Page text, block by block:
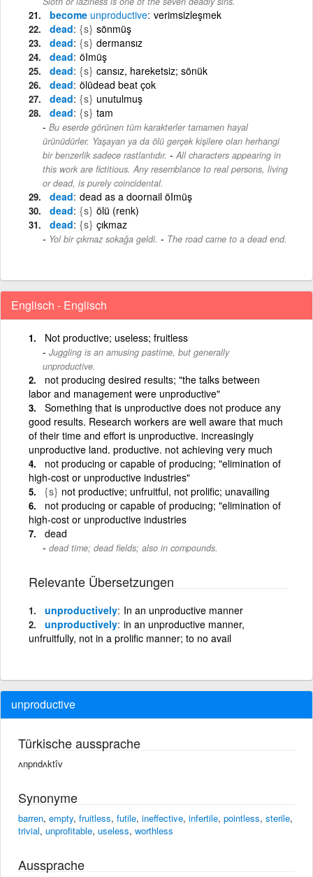
become unproductive verimsizleşmek
dead {s} sönmüş
dead {s} dermansız
dead öImüş
dead {s} cansız, hareketsiz; sönük
dead ölüdead beat çok
dead {s} unutulmuş
dead {s} tam
Bu eserde görünen tüm karakterler tamamen hayal
ürünüdürler. Yaşayan ya da ölü gerçek kişilere olan herhangi
bir benzerlik sadece rastlantıdır. - All characters appearing in
this work are fictitious. Any resemblance to real persons, living
or dead, is purely coincidental.
dead dead as a doornail öImüş
dead {s} ölü (renk)
dead {s} çıkmaz
Yol bir çıkmaz sokağa geldi. - The road came to a dead end.
Englisch - Englisch
Not productive; useless; fruitless
Juggling is an amusing pastime, but generally
unproductive.
not producing desired results; "the talks between
labor and management were unproductive"
Something that is unproductive does not produce any
good results. Research workers are well aware that much
of their time and effort is unproductive. increasingly
unproductive land. productive. not achieving very much
not producing or capable of producing; "elimination of
high-cost or unproductive industries"
{s} not productive; unfruitful, not prolific; unavailing
not producing or capable of producing; "elimination of
high-cost or unproductive industries
dead
dead time; dead fields; also in compounds.
Relevante Übersetzungen
unproductively In an unproductive manner
unproductively in an unproductive manner,
unfruitfully, not in a prolific manner; to no avail
unproductive
Türkische aussprache
ʌnprıdʌktîv
Synonyme
barren, empty, fruitless, futile, ineffective, infertile, pointless, sterile,
trivial, unprofitable, useless, worthless
Aussprache